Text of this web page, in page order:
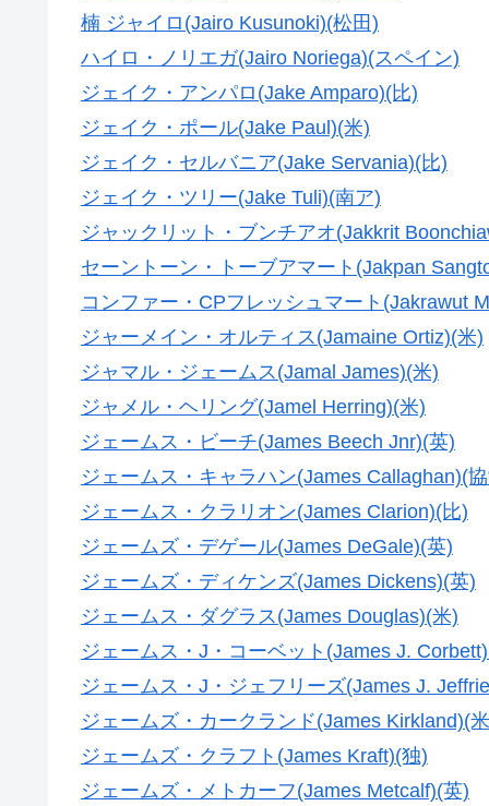
楠 ジャイロ(Jairo Kusunoki)(松田)
ハイロ・ノリエガ(Jairo Noriega)(スペイン)
ジェイク・アンパロ(Jake Amparo)(比)
ジェイク・ポール(Jake Paul)(米)
ジェイク・セルバニア(Jake Servania)(比)
ジェイク・ツリー(Jake Tuli)(南ア)
ジャックリット・ブンチアオ(Jakkrit
セーントーン・トーブアマート(Jakpan
コンファー・CPフレッシュマート(Jakrawut
ジャーメイン・オルティス(Jamaine Ortiz)(米)
ジャマル・ジェームス(Jamal James)(米)
ジャメル・ヘリング(Jamel Herring)(米)
ジェームス・ビーチ(James Beech Jnr)(英)
ジェームス・キャラハン(James Callaghan)(
ジェームス・クラリオン(James Clarion)(比)
ジェームズ・デゲール(James DeGale)(英)
ジェームズ・ディケンズ(James Dickens)(英)
ジェームス・ダグラス(James Douglas)(米)
ジェームス・J・コーベット(James J.
ジェームス・J・ジェフリーズ(James J.
ジェームズ・カークランド(James Kirkland)(
ジェームズ・クラフト(James Kraft)(独)
ジェームズ・メトカーフ(James Metcalf)(英)